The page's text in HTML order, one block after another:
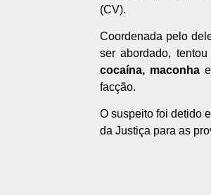
(CV).
Coordenada pelo
ser abordado,
cocaína, maconhae
facção.
O suspeito foi detido
da Justiça para as